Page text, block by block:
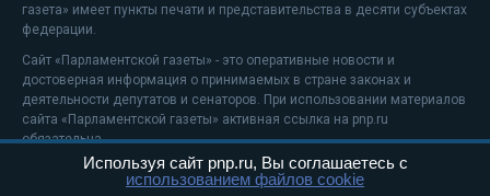
газета» имеет пункты печати и представительства в десяти субъектах
федерации.
Сайт «Парламентской газеты» - это оперативные новости и
достоверная информация о принимаемых в стране законах и
деятельности депутатов и сенаторов. При использовании материалов
сайта «Парламентской газеты» активная ссылка на pnp.ru
обязательна.
На информационном ресурсе применяютсярекомендательные
Используя сайт pnp.ru, Вы соглашаетесь с
использованием файлов cookie